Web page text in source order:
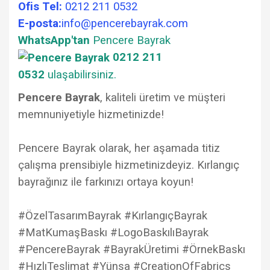
Ofis Tel: 0212 211 0532
E-posta:info@pencerebayrak.com
WhatsApp'tan Pencere Bayrak
0212 211
0532 ulaşabilirsiniz.
Pencere Bayrak, kaliteli üretim ve müşteri
memnuniyetiyle hizmetinizde!
Pencere Bayrak olarak, her aşamada titiz
çalışma prensibiyle hizmetinizdeyiz. Kırlangıç
bayrağınız ile farkınızı ortaya koyun!
#ÖzelTasarımBayrak #KırlangıçBayrak
#MatKumaşBaskı #LogoBaskılıBayrak
#PencereBayrak #BayrakÜretimi #ÖrnekBaskı
#HızlıTeslimat #Yünsa #CreationOfFabrics